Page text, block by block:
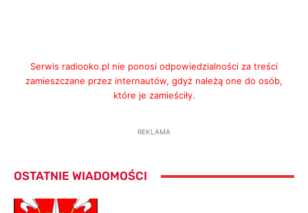
Serwis radiooko.pl nie ponosi odpowiedzialności za treści
zamieszczane przez internautów, gdyż należą one do osób,
które je zamieściły.
REKLAMA
OSTATNIE WIADOMOŚCI